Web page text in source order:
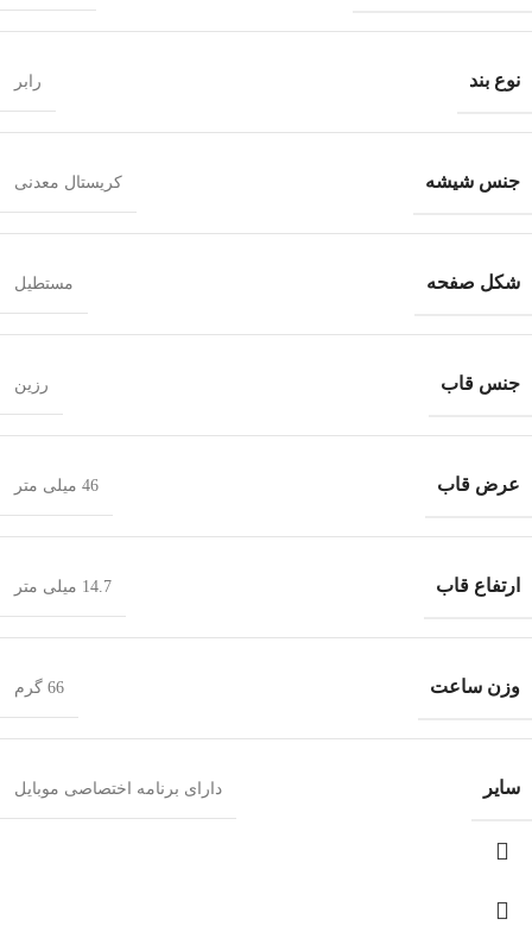
نوع بند رابر
جنس شیشه کریستال معدنی
شکل صفحه مستطیل
جنس قاب رزین
عرض قاب 46 میلی متر
ارتفاع قاب 14.7 میلی متر
وزن ساعت 66 گرم
سایر دارای برنامه اختصاصی موبایل